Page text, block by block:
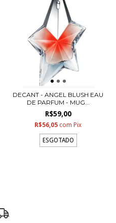
DECANT - ANGEL BLUSH EAU
DE PARFUM - MUG...
R$59,00
R$56,05 com Pix
ESGOTADO